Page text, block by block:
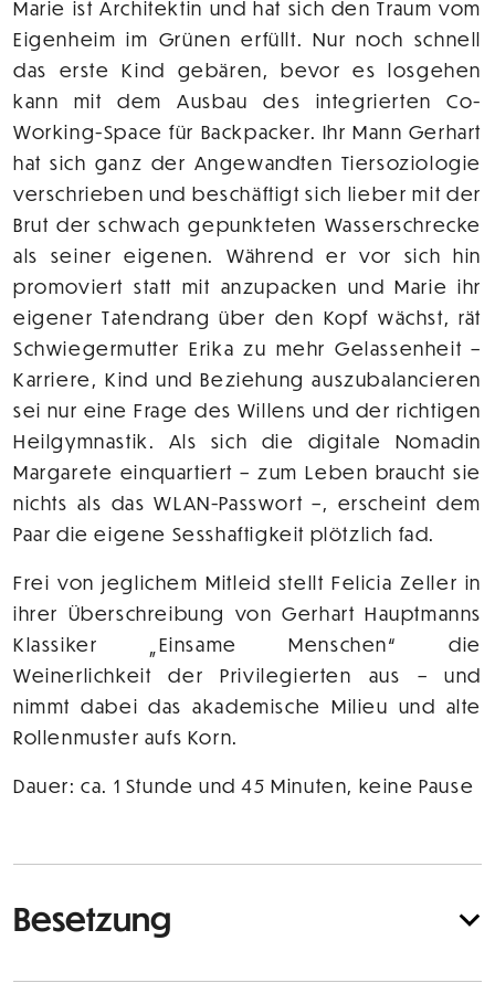
Marie ist Architektin und hat sich den Traum vom
Eigenheim im Grünen erfüllt. Nur noch schnell
das erste Kind gebären, bevor es losgehen
kann mit dem Ausbau des integrierten Co-
Working-Space für Backpacker. Ihr Mann Gerhart
hat sich ganz der Angewandten Tiersoziologie
verschrieben und beschäftigt sich lieber mit der
Brut der schwach gepunkteten Wasserschrecke
als seiner eigenen. Während er vor sich hin
promoviert statt mit anzupacken und Marie ihr
eigener Tatendrang über den Kopf wächst, rät
Schwiegermutter Erika zu mehr Gelassenheit –
Karriere, Kind und Beziehung auszubalancieren
sei nur eine Frage des Willens und der richtigen
Heilgymnastik. Als sich die digitale Nomadin
Margarete einquartiert – zum Leben braucht sie
nichts als das WLAN-Passwort –, erscheint dem
Paar die eigene Sesshaftigkeit plötzlich fad.
Frei von jeglichem Mitleid stellt Felicia Zeller in
ihrer Überschreibung von Gerhart Hauptmanns
Klassiker „Einsame Menschen“ die
Weinerlichkeit der Privilegierten aus – und
nimmt dabei das akademische Milieu und alte
Rollenmuster aufs Korn.
Dauer: ca. 1 Stunde und 45 Minuten, keine Pause
Besetzung